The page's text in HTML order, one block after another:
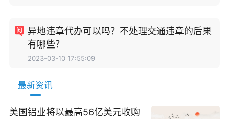
异地违章代办可以吗？不处理交通违章的后果
有哪些？
2023-03-10 17:55:09
最新资讯
美国铝业将以最高56亿美元收购